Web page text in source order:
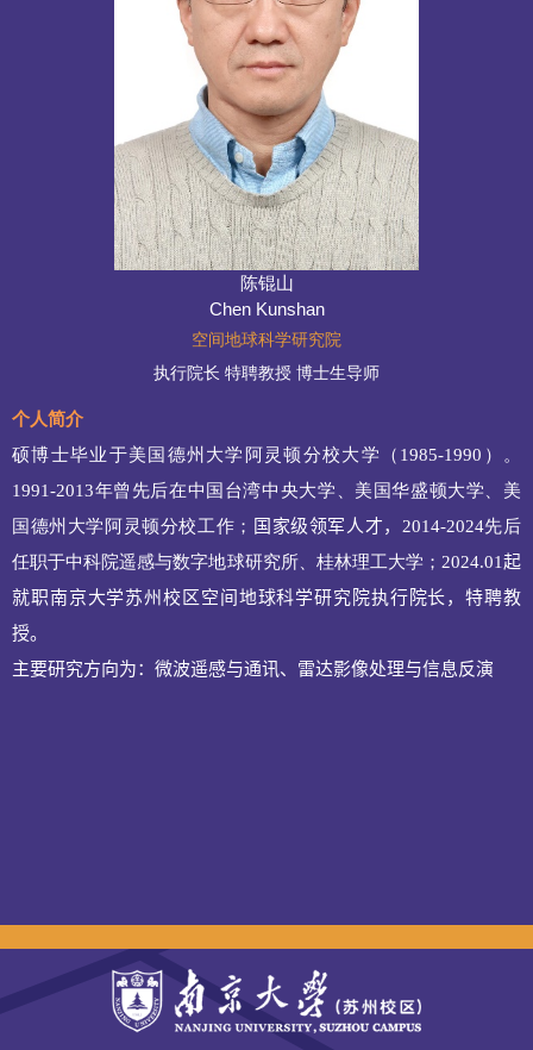
陈锟山
Chen Kunshan
空间地球科学研究院
执行院长 特聘教授 博士生导师
个人简介
硕博士毕业于美国德州大学阿灵顿分校大学（ 1985-1990 ）。
1991-2013年曾先后在中国台湾中央大学、美国华盛顿大学、美
国德州大学阿灵顿分校工作； 国家级领军人才， 2014-2024先后
任职于中科院遥感与数字地球研究所、桂林理工大学； 2024.01起
就职南京大学苏州校区空间地球科学研究院执行院长，特聘教
授。
主要研究方向为：微波遥感与通讯、 雷达影像处理与信息反演